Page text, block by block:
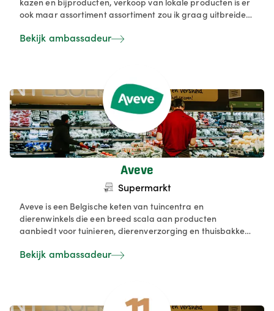
ook maar assortiment assortiment zou ik graag uitbreiden.
kwaliteit en klantvriendelijkheid centraal staan. Je kan bij
Bekijk ambassadeur
Aveve
Supermarkt
Aveve is een Belgische keten van tuincentra en
dierenwinkels die een breed scala aan producten
aanbiedt voor tuinieren, dierenverzorging en thuisbakken.
bloembollen, tuingereedschap, dierenvoeding en
Bekijk ambassadeur